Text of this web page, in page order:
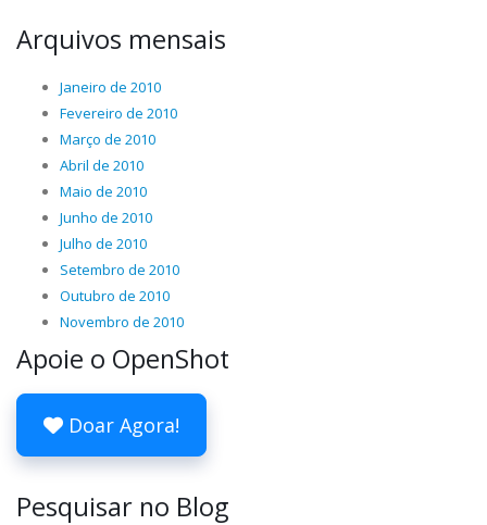
Arquivos mensais
Janeiro de 2010
Fevereiro de 2010
Março de 2010
Abril de 2010
Maio de 2010
Junho de 2010
Julho de 2010
Setembro de 2010
Outubro de 2010
Novembro de 2010
Apoie o OpenShot
Doar Agora!
Pesquisar no Blog